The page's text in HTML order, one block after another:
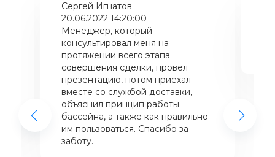
Сергей Игнатов
20.06.2022 14:20:00
Менеджер, который
консультировал меня на
протяжении всего этапа
совершения сделки, провел
презентацию, потом приехал
вместе со службой доставки,
объяснил принцип работы
бассейна, а также как правильно
им пользоваться. Спасибо за
заботу.